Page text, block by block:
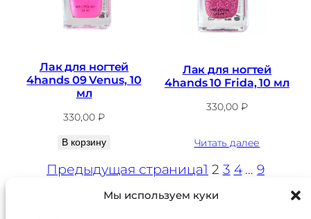
Мы используем куки
Лак для ногтей
4hands 09 Venus, 10
мл
330,00 ₽
В корзину
Лак для ногтей
4hands 10 Frida, 10 мл
330,00 ₽
Читать далее
Предыдущая страница1 2 3 4 … 9